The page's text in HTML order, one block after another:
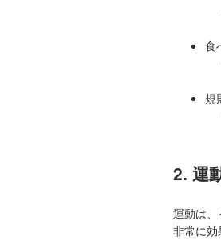
食
規
2. 運
運動は
非常に効